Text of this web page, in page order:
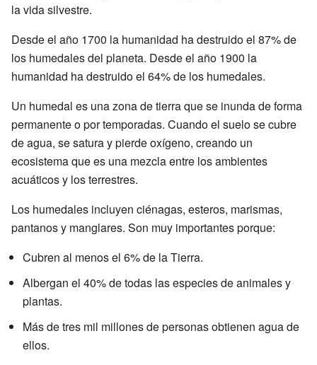
la vida silvestre.
Desde el año 1700 la humanidad ha destruido el 87% de
los humedales del planeta. Desde el año 1900 la
humanidad ha destruido el 64% de los humedales.
Un humedal es una zona de tierra que se inunda de forma
permanente o por temporadas. Cuando el suelo se cubre
de agua, se satura y pierde oxígeno, creando un
ecosistema que es una mezcla entre los ambientes
acuáticos y los terrestres.
Los humedales incluyen ciénagas, esteros, marismas,
pantanos y manglares. Son muy importantes porque:
Cubren al menos el 6% de la Tierra.
Albergan el 40% de todas las especies de animales y
plantas.
Más de tres mil millones de personas obtienen agua de
ellos.